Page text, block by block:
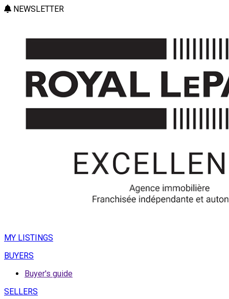
NEWSLETTER
MY LISTINGS
BUYERS
Buyer's guide
SELLERS